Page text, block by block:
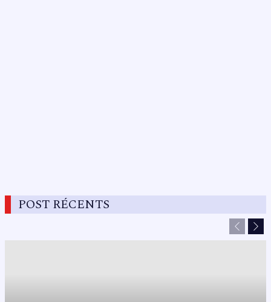
POST RÉCENTS
Previous
Next